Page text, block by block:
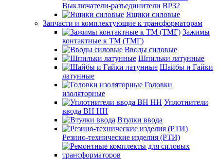
Выключатели-разъединители ВР32
Ящики силовые
Запчасти и комплектующие к трансформаторам
Зажимы
контактные к ТМ (ТМГ)
Вводы силовые
Шпильки латунные
Шайбы и Гайки
латунные
Головки
изоляторные
Уплотнители
ввода ВН НН
Втулки ввода
Резино-технические изделия (РТИ)